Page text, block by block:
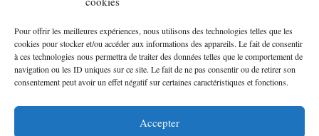
Pour offrir les meilleures expériences, nous utilisons des technologies telles que les
cookies pour stocker et/ou accéder aux informations des appareils. Le fait de consentir
à ces technologies nous permettra de traiter des données telles que le comportement de
navigation ou les ID uniques sur ce site. Le fait de ne pas consentir ou de retirer son
consentement peut avoir un effet négatif sur certaines caractéristiques et fonctions.
Accepter
Témoignages
Marc
J'aimerai savoir si y a live pour parle en kabyle, j'ai accent
et j'aimerais acquérir plus d'informations sur laclange
Consultez les témoignages